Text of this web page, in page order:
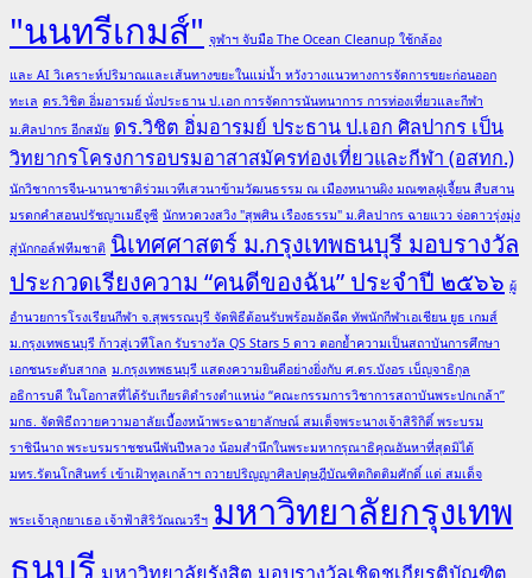
"นนทรีเกมส์" จุฬาฯ จับมือ The Ocean Cleanup ใช้กล้อง
และ AI วิเคราะห์ปริมาณและเส้นทางขยะในแม่น้ำ หวังวางแนวทางการจัดการขยะก่อนออก
ทะเล ดร.วิชิต อิ่มอารมย์ นั่งประธาน ป.เอก การจัดการนันทนาการ การท่องเที่ยวและกีฬา
ม.ศิลปากร อีกสมัย ดร.วิชิต อิ่มอารมย์ ประธาน ป.เอก ศิลปากร เป็น
วิทยากรโครงการอบรมอาสาสมัครท่องเที่ยวและกีฬา (อสทก.)
นักวิชาการจีน-นานาชาติร่วมเวทีเสวนาข้ามวัฒนธรรม ณ เมืองหนานผิง มณฑลฝูเจี้ยน สืบสาน
มรดกคำสอนปรัชญาเมธีจูซี นักหวดวงสวิง "สุพศิน เรืองธรรม" ม.ศิลปากร ฉายแวว จ่อดาวรุ่งมุ่ง
สู่นักกอล์ฟทีมชาติ นิเทศศาสตร์ ม.กรุงเทพธนบุรี มอบรางวัล
ประกวดเรียงความ “คนดีของฉัน” ประจำปี ๒๕๖๖ ผู้
อำนวยการโรงเรียนกีฬา จ.สุพรรณบุรี จัดพิธีต้อนรับพร้อมอัดฉีด ทัพนักกีฬาเอเชียน ยูธ เกมส์
ม.กรุงเทพธนบุรี ก้าวสู่เวทีโลก รับรางวัล QS Stars 5 ดาว ตอกย้ำความเป็นสถาบันการศึกษา
เอกชนระดับสากล ม.กรุงเทพธนบุรี แสดงความยินดีอย่างยิ่งกับ ศ.ดร.บังอร เบ็ญจาธิกุล
อธิการบดี ในโอกาสที่ได้รับเกียรติดำรงตำแหน่ง “คณะกรรมการวิชาการสถาบันพระปกเกล้า”
มกธ. จัดพิธีถวายความอาลัยเบื้องหน้าพระฉายาลักษณ์ สมเด็จพระนางเจ้าสิริกิติ์ พระบรม
ราชินีนาถ พระบรมราชชนนีพันปีหลวง น้อมสำนึกในพระมหากรุณาธิคุณอันหาที่สุดมิได้
มทร.รัตนโกสินทร์ เข้าเฝ้าทูลเกล้าฯ ถวายปริญญาศิลปดุษฎีบัณฑิตกิตติมศักดิ์ แด่ สมเด็จ
พระเจ้าลูกยาเธอ เจ้าฟ้าสิริวัณณวรีฯ มหาวิทยาลัยกรุงเทพ
ธนบุรี